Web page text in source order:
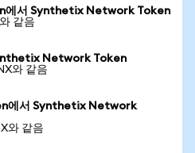
에서 Synthetix Network Token
같음
Network Token
와 같음
에서 Synthetix Network
와 같음